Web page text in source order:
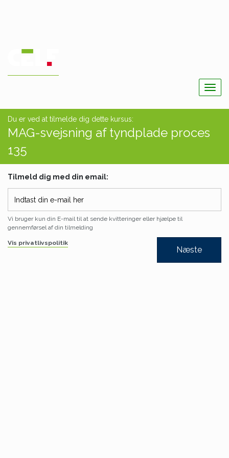
Du er ved at tilmelde dig dette kursus:
MAG-svejsning af tyndplade proces
135
Tilmeld dig med din email:
Vi bruger kun din E-mail til at sende kvitteringer eller hjælpe til
gennemførsel af din tilmelding
Vis privatlivspolitik